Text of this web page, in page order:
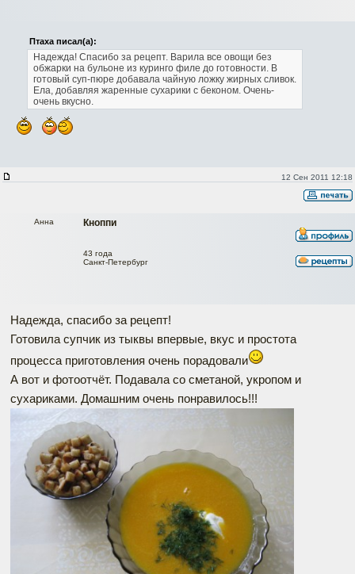
Птаха писал(а):
Надежда! Спасибо за рецепт. Варила все овощи без
обжарки на бульоне из куринго филе до готовности. В
готовый суп-пюре добавала чайную ложку жирных сливок.
Ела, добавляя жаренные сухарики с беконом. Очень-
очень вкусно.
12 Сен 2011 12:18
Кноппи
Анна
43 года
Санкт-Петербург
Надежда, спасибо за рецепт!
Готовила супчик из тыквы впервые, вкус и простота
процесса приготовления очень порадовали
А вот и фотоотчёт. Подавала со сметаной, укропом и
сухариками. Домашним очень понравилось!!!